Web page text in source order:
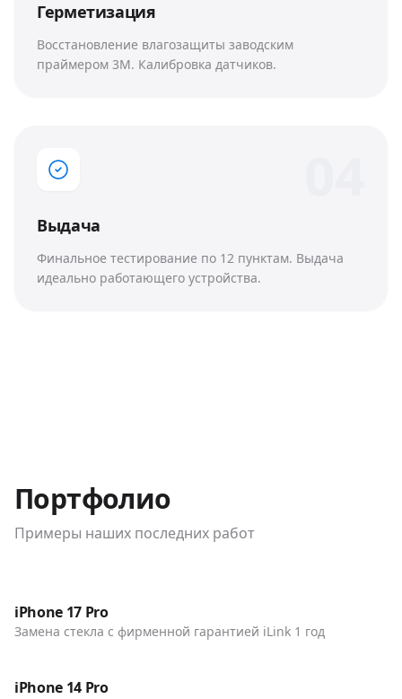
Герметизация
Восстановление влагозащиты заводским
праймером 3M. Калибровка датчиков.
Выдача
Финальное тестирование по 12 пунктам. Выдача
идеально работающего устройства.
Портфолио
Примеры наших последних работ
Телефоны
iPhone 17 Pro
Замена стекла с фирменной гарантией iLink 1 год
Телефоны
До / После
iPhone 14 Pro